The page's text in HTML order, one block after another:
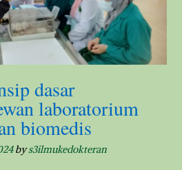
dasar
laboratorium
biomedis
bys3ilmukedokteran